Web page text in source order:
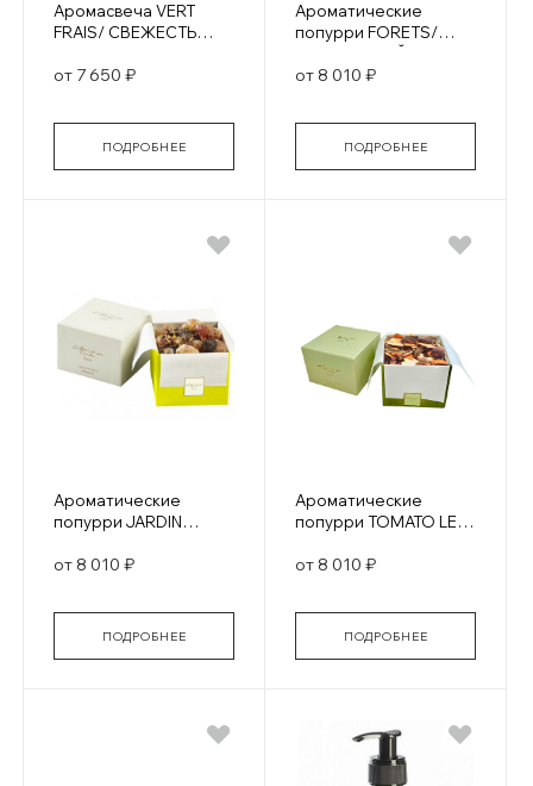
Аромасвеча VERT
FRAIS/ СВЕЖЕСТЬ
от 7 650 ₽
ПОДРОБНЕЕ
Ароматические
попурри FORETS/
от 8 010 ₽
ПОДРОБНЕЕ
Ароматические
попурри JARDIN
САДЫ
от 8 010 ₽
ПОДРОБНЕЕ
Ароматические
попурри TOMATO LEAF
от 8 010 ₽
ПОДРОБНЕЕ